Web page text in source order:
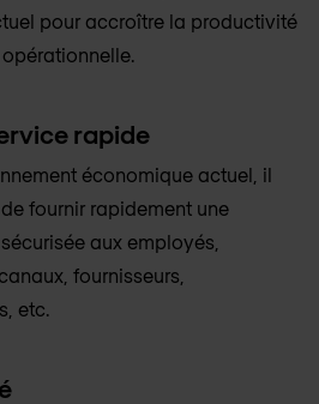
pour accroître la productivité
rapide
économique actuel, il
fournir rapidement une
aux employés,
fournisseurs,
etc.